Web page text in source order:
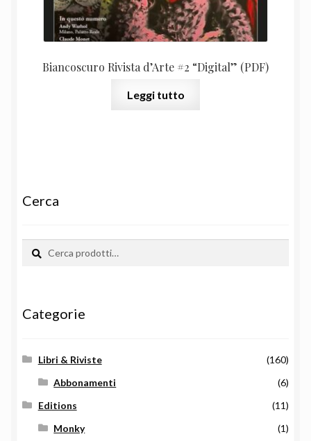
Biancoscuro Rivista d’Arte #2 “Digital” (PDF)
Leggi tutto
Cerca
Cerca:
Cerca
Categorie
Libri & Riviste
(160)
Abbonamenti
(6)
Editions
(11)
Monky
(1)